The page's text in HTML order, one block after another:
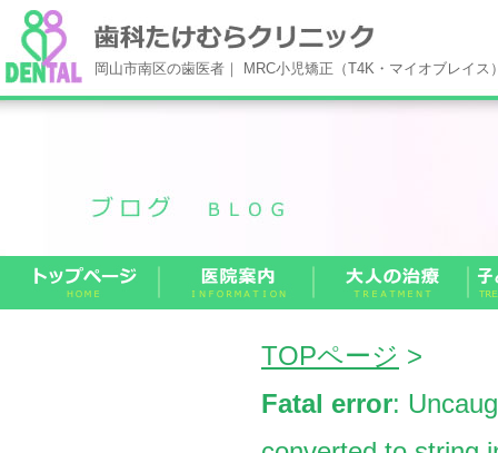
岡山市南区の歯医者｜ MRC小児矯正（T4K・マイオブレイ
TOPページ >
Fatal error: